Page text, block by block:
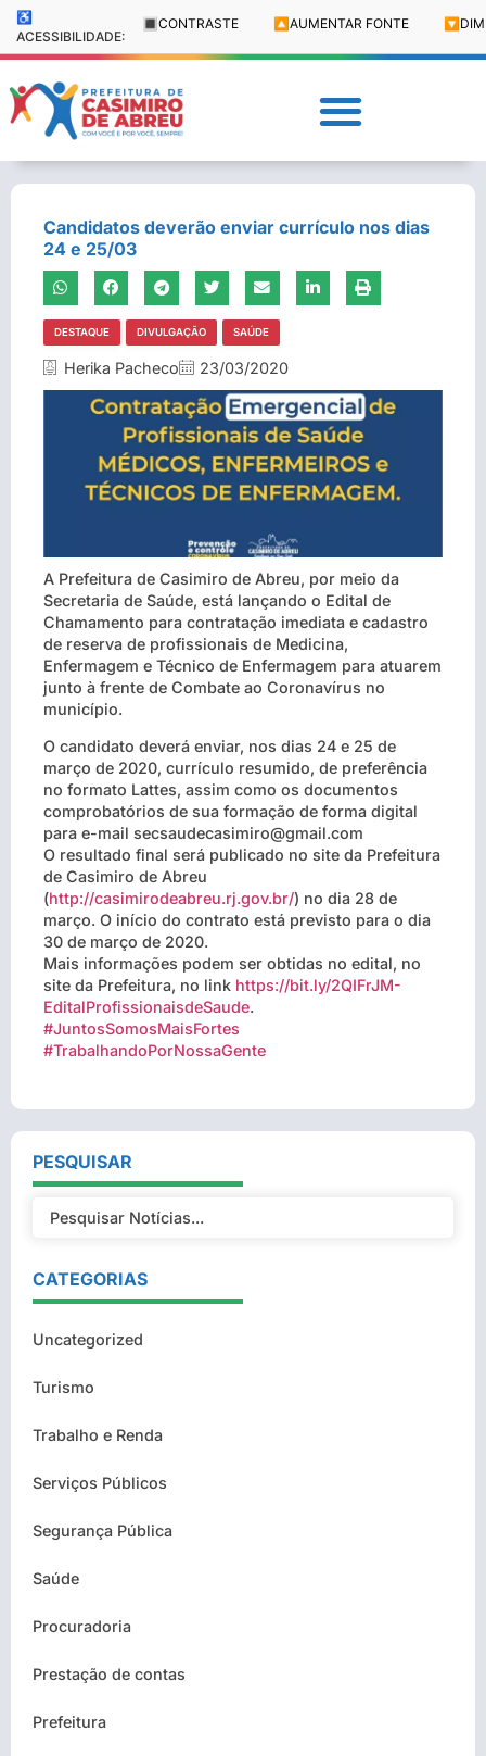
♿
ACESSIBILIDADE:
🔳 CONTRASTE 🔼 AUMENTAR FONTE 🔽
Candidatos deverão enviar currículo nos dias
24 e 25/03
DESTAQUE DIVULGAÇÃO SAÚDE
Herika Pacheco 23/03/2020
A Prefeitura de Casimiro de Abreu, por meio da
Secretaria de Saúde, está lançando o Edital de
Chamamento para contratação imediata e cadastro
de reserva de profissionais de Medicina,
Enfermagem e Técnico de Enfermagem para atuarem
junto à frente de Combate ao Coronavírus no
município.
O candidato deverá enviar, nos dias 24 e 25 de
março de 2020, currículo resumido, de preferência
no formato Lattes, assim como os documentos
comprobatórios de sua formação de forma digital
para e-mail secsaudecasimiro@gmail.com
O resultado final será publicado no site da Prefeitura
de Casimiro de Abreu
(http://casimirodeabreu.rj.gov.br/) no dia 28 de
março. O início do contrato está previsto para o dia
30 de março de 2020.
Mais informações podem ser obtidas no edital, no
site da Prefeitura, no link https://bit.ly/2QIFrJM-
EditalProfissionaisdeSaude.
#JuntosSomosMaisFortes
#TrabalhandoPorNossaGente
PESQUISAR
CATEGORIAS
Uncategorized
Turismo
Trabalho e Renda
Serviços Públicos
Segurança Pública
Saúde
Procuradoria
Prestação de contas
Prefeitura